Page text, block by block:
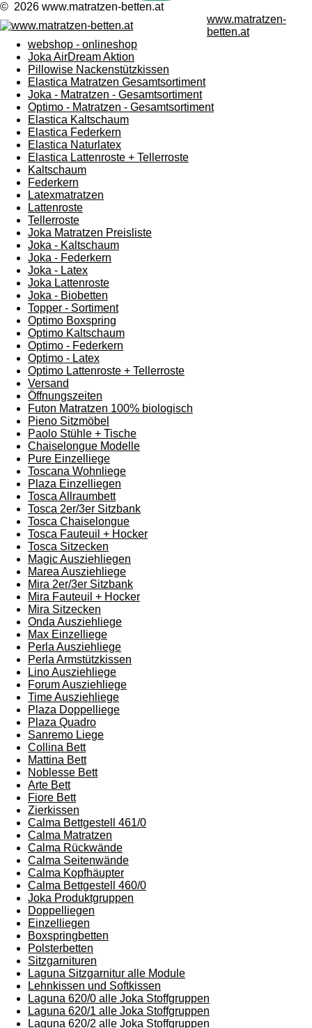
© 2026 www.matratzen-betten.at
www.matratzen-
betten.at
webshop - onlineshop
Joka AirDream Aktion
Pillowise Nackenstützkissen
Elastica Matratzen Gesamtsortiment
Joka - Matratzen - Gesamtsortiment
Optimo - Matratzen - Gesamtsortiment
Elastica Kaltschaum
Elastica Federkern
Elastica Naturlatex
Elastica Lattenroste + Tellerroste
Kaltschaum
Federkern
Latexmatratzen
Lattenroste
Tellerroste
Joka Matratzen Preisliste
Joka - Kaltschaum
Joka - Federkern
Joka - Latex
Joka Lattenroste
Joka - Biobetten
Topper - Sortiment
Optimo Boxspring
Optimo Kaltschaum
Optimo - Federkern
Optimo - Latex
Optimo Lattenroste + Tellerroste
Versand
Öffnungszeiten
Futon Matratzen 100% biologisch
Pieno Sitzmöbel
Paolo Stühle + Tische
Chaiselongue Modelle
Pure Einzelliege
Toscana Wohnliege
Plaza Einzelliegen
Tosca Allraumbett
Tosca 2er/3er Sitzbank
Tosca Chaiselongue
Tosca Fauteuil + Hocker
Tosca Sitzecken
Magic Ausziehliegen
Marea Ausziehliege
Mira 2er/3er Sitzbank
Mira Fauteuil + Hocker
Mira Sitzecken
Onda Ausziehliege
Max Einzelliege
Perla Ausziehliege
Perla Armstützkissen
Lino Ausziehliege
Forum Ausziehliege
Time Ausziehliege
Plaza Doppelliege
Plaza Quadro
Sanremo Liege
Collina Bett
Mattina Bett
Noblesse Bett
Arte Bett
Fiore Bett
Zierkissen
Calma Bettgestell 461/0
Calma Matratzen
Calma Rückwände
Calma Seitenwände
Calma Kopfhäupter
Calma Bettgestell 460/0
Joka Produktgruppen
Doppelliegen
Einzelliegen
Boxspringbetten
Polsterbetten
Sitzgarnituren
Laguna Sitzgarnitur alle Module
Lehnkissen und Softkissen
Laguna 620/0 alle Joka Stoffgruppen
Laguna 620/1 alle Joka Stoffgruppen
Laguna 620/2 alle Joka Stoffgruppen